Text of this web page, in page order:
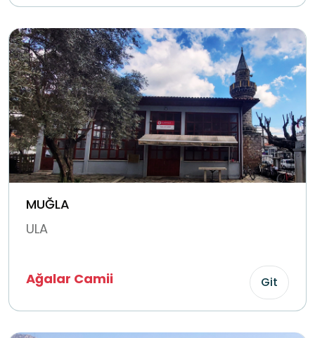
MUĞLA
ULA
Ağalar Camii Git